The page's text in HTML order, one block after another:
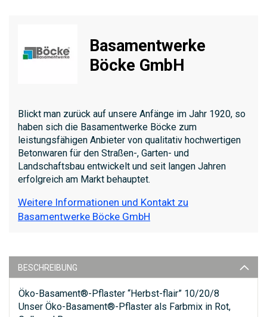
Basamentwerke
Böcke GmbH
Blickt man zurück auf unsere Anfänge im Jahr 1920, so
haben sich die Basamentwerke Böcke zum
leistungsfähigen Anbieter von qualitativ hochwertigen
Betonwaren für den Straßen-, Garten- und
Landschaftsbau entwickelt und seit langen Jahren
erfolgreich am Markt behauptet.
Weitere Informationen und Kontakt zu
Basamentwerke Böcke GmbH
BESCHREIBUNG
Öko-Basament®-Pflaster “Herbst-flair” 10/20/8
Unser Öko-Basament®-Pflaster als Farbmix in Rot,